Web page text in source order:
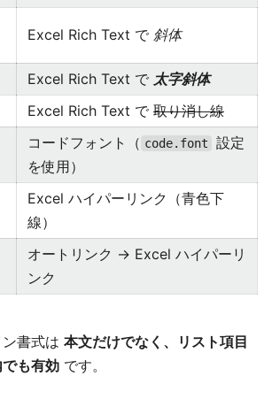
Excel Rich Text で 斜体
Excel Rich Text で 太字斜体
Excel Rich Text で 取り消し線
コードフォント（ code.font
設定
を使用）
Excel ハイパーリンク（青色下
線）
オートリンク → Excel ハイパーリ
ンク
書式は 本文だけでなく、リスト項目
も有効 です。